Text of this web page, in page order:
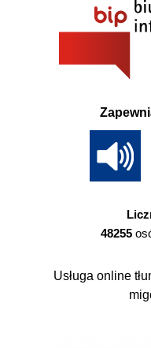
48255
Usługa online